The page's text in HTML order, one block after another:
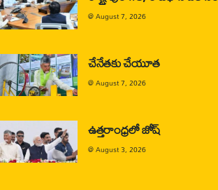
@August 7, 2026
చేనేతకు చేయూత
@August 7, 2026
ఉత్తరాంధ్రలో జోష్
@August 3, 2026